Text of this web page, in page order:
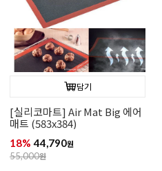
담기
[실리코마트] Air Mat Big 에어
매트 (583x384)
18% 44,790원
55,000원